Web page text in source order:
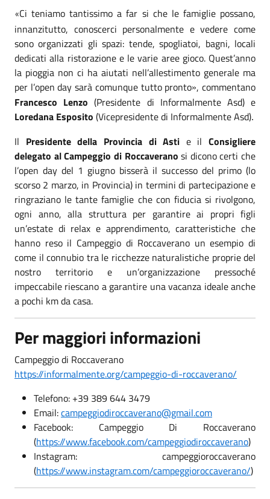
«Ci teniamo tantissimo a far si che le famiglie possano,
innanzitutto, conoscerci personalmente e vedere come
sono organizzati gli spazi: tende, spogliatoi, bagni, locali
dedicati alla ristorazione e le varie aree gioco. Quest’anno
la pioggia non ci ha aiutati nell’allestimento generale ma
per l’open day sarà comunque tutto pronto», commentano
Francesco Lenzo (Presidente di Informalmente Asd) e
Loredana Esposito (Vicepresidente di Informalmente Asd).
Il Presidente della Provincia di Asti e il Consigliere
delegato al Campeggio di Roccaverano si dicono certi che
l’open day del 1 giugno bisserà il successo del primo (lo
scorso 2 marzo, in Provincia) in termini di partecipazione e
ringraziano le tante famiglie che con fiducia si rivolgono,
ogni anno, alla struttura per garantire ai propri figli
un’estate di relax e apprendimento, caratteristiche che
hanno reso il Campeggio di Roccaverano un esempio di
come il connubio tra le ricchezze naturalistiche proprie del
nostro territorio e un’organizzazione pressoché
impeccabile riescano a garantire una vacanza ideale anche
a pochi km da casa.
Per maggiori informazioni
Campeggio di Roccaverano
https://informalmente.org/campeggio-di-roccaverano/
Telefono: +39 389 644 3479
Email:campeggiodiroccaverano@gmail.com
Facebook: Campeggio Di Roccaverano
(https://www.facebook.com/campeggiodiroccaverano)
Instagram: campeggioroccaverano
(https://www.instagram.com/campeggioroccaverano/)